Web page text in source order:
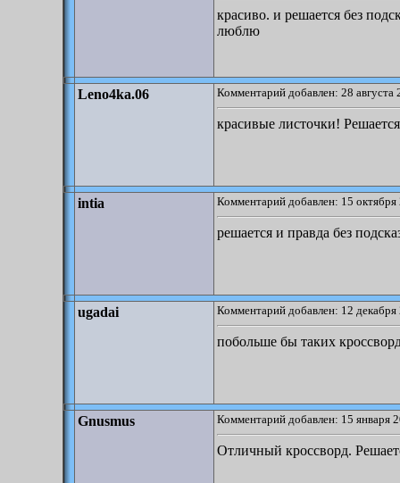
красиво. и решается без
люблю
Leno4ka.06 Комментарий добавлен: 28 августа
красивые листочки!
intia Комментарий добавлен: 15
решается и правда без
ugadai Комментарий добавлен: 12
побольше бы таких
Gnusmus Комментарий добавлен: 15 января
Отличный кроссворд.